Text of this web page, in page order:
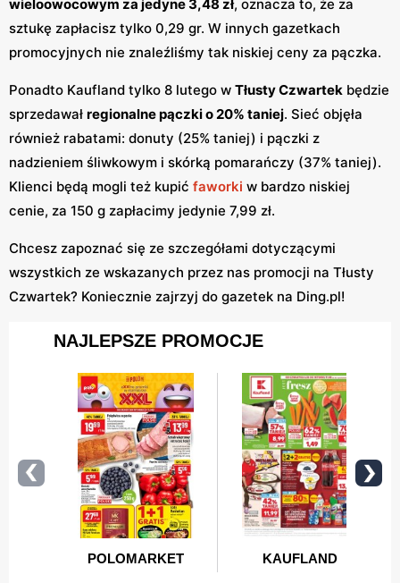
wieloowocowym za jedyne 3,48 zł, oznacza to, że za
sztukę zapłacisz tylko 0,29 gr. W innych gazetkach
promocyjnych nie znaleźliśmy tak niskiej ceny za pączka.
Ponadto Kaufland tylko 8 lutego w Tłusty Czwartek będzie
sprzedawał regionalne pączki o 20% taniej. Sieć objęła
również rabatami: donuty (25% taniej) i pączki z
nadzieniem śliwkowym i skórką pomarańczy (37% taniej).
Klienci będą mogli też kupić faworki w bardzo niskiej
cenie, za 150 g zapłacimy jedynie 7,99 zł.
Chcesz zapoznać się ze szczegółami dotyczącymi
wszystkich ze wskazanych przez nas promocji na Tłusty
Czwartek? Koniecznie zajrzyj do gazetek na Ding.pl!